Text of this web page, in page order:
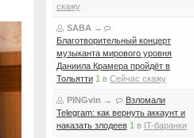
скажу
SABA →
Благотворительный концерт
музыканта мирового уровня
Даниила Крамера пройдёт в
Тольятти 1 в Сейчас скажу
PINGvin →
Взломали
Telegram: как вернуть аккаунт и
наказать злодеев 1 в IT-баранки